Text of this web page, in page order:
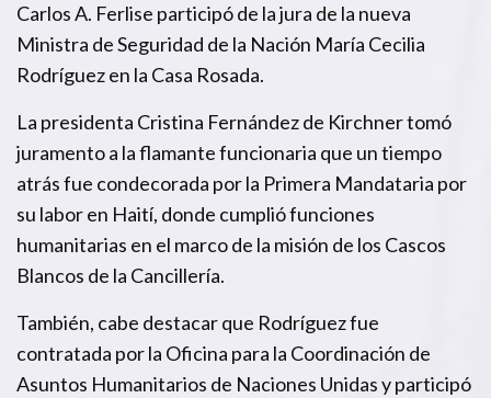
Carlos A. Ferlise participó de la jura de la nueva
Ministra de Seguridad de la Nación María Cecilia
Rodríguez en la Casa Rosada.
La presidenta Cristina Fernández de Kirchner tomó
juramento a la flamante funcionaria que un tiempo
atrás fue condecorada por la Primera Mandataria por
su labor en Haití, donde cumplió funciones
humanitarias en el marco de la misión de los Cascos
Blancos de la Cancillería.
También, cabe destacar que Rodríguez fue
contratada por la Oficina para la Coordinación de
Asuntos Humanitarios de Naciones Unidas y participó